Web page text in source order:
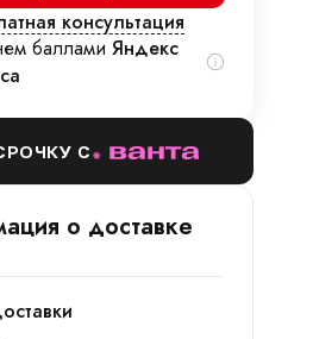
консультация
баллами Яндекс
С
о доставке